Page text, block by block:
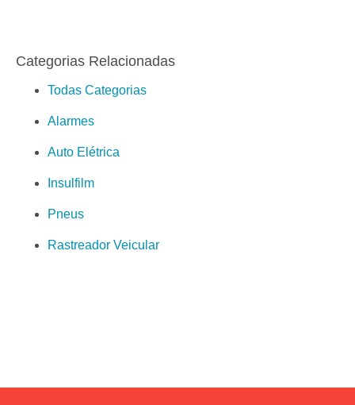
Categorias Relacionadas
Todas Categorias
Alarmes
Auto Elétrica
Insulfilm
Pneus
Rastreador Veicular